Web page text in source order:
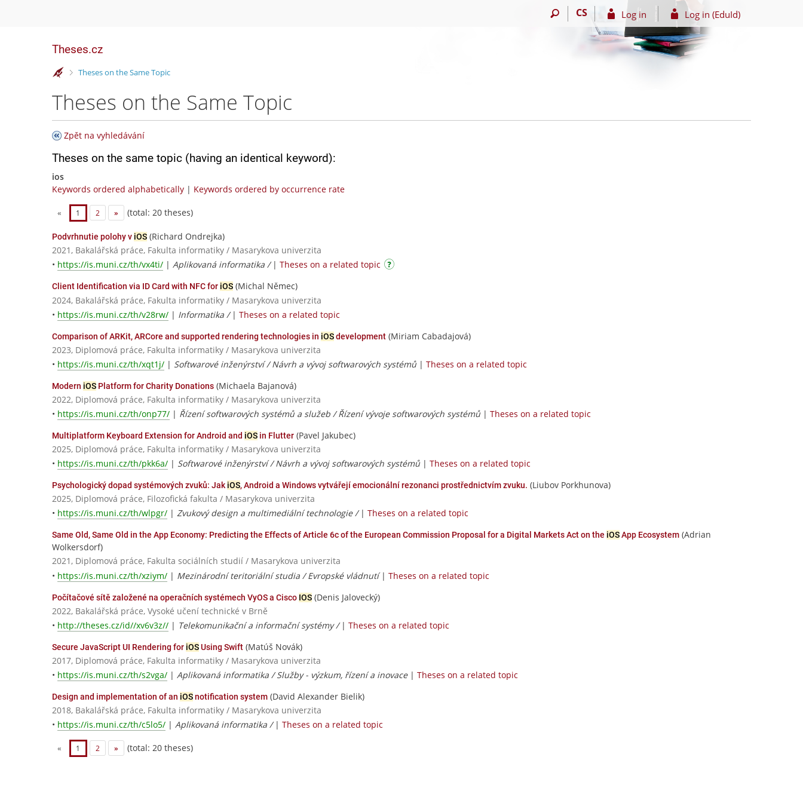
CS Log in Log in (EduId)
Theses.cz
>
Theses on the Same Topic
Theses on the Same Topic
Zpět na vyhledávání
Theses on the same topic (having an identical keyword):
ios
Keywords ordered alphabetically | Keywords ordered by occurrence rate
« 1 2 » (total: 20 theses)
Podvrhnutie polohy v iOS (Richard Ondrejka)
2021, Bakalářská práce, Fakulta informatiky / Masarykova univerzita
• https://is.muni.cz/th/vx4ti/ | Aplikovaná informatika / | Theses on a related topic
Client Identification via ID Card with NFC for iOS (Michal Němec)
2024, Bakalářská práce, Fakulta informatiky / Masarykova univerzita
• https://is.muni.cz/th/v28rw/ | Informatika / | Theses on a related topic
Comparison of ARKit, ARCore and supported rendering technologies in iOSdevelopment (Miriam Cabadajová)
2023, Diplomová práce, Fakulta informatiky / Masarykova univerzita
• https://is.muni.cz/th/xqt1j/ | Softwarové inženýrství / Návrh a vývoj softwarových systémů | Theses on a related topic
Modern iOS Platform for Charity Donations (Michaela Bajanová)
2022, Diplomová práce, Fakulta informatiky / Masarykova univerzita
• https://is.muni.cz/th/onp77/ | Řízení softwarových systémů a služeb / Řízení vývoje softwarových systémů | Theses on a related topic
Multiplatform Keyboard Extension for Android and iOS in Flutter (Pavel Jakubec)
2025, Diplomová práce, Fakulta informatiky / Masarykova univerzita
• https://is.muni.cz/th/pkk6a/ | Softwarové inženýrství / Návrh a vývoj softwarových systémů | Theses on a related topic
Psychologický dopad systémových zvuků: Jak iOS, Android a Windows vytvářejí emocionální rezonanci prostřednictvím zvuku. (Liubov Porkhunova)
2025, Diplomová práce, Filozofická fakulta / Masarykova univerzita
• https://is.muni.cz/th/wlpgr/ | Zvukový design a multimediální technologie / | Theses on a related topic
Same Old, Same Old in the App Economy: Predicting the Effects of Article 6c of the European Commission Proposal for a Digital Markets Act on the iOSApp Ecosystem (Adrian
Wolkersdorf)
2021, Diplomová práce, Fakulta sociálních studií / Masarykova univerzita
• https://is.muni.cz/th/xziym/ | Mezinárodní teritoriální studia / Evropské vládnutí| Theses on a related topic
Počítačové sítě založené na operačních systémech VyOS a Cisco IOS (Denis Jalovecký)
2022, Bakalářská práce, Vysoké učení technické v Brně
• http://theses.cz/id//xv6v3z// | Telekomunikační a informační systémy / | Theses on a related topic
Secure JavaScript UI Rendering for iOSUsing Swift (Matúš Novák)
2017, Diplomová práce, Fakulta informatiky / Masarykova univerzita
• https://is.muni.cz/th/s2vga/ | Aplikovaná informatika / Služby - výzkum, řízení a inovace| Theses on a related topic
Design and implementation of an iOSnotification system (David Alexander Bielik)
2018, Bakalářská práce, Fakulta informatiky / Masarykova univerzita
• https://is.muni.cz/th/c5lo5/ | Aplikovaná informatika / | Theses on a related topic
« 1 2 » (total: 20 theses)